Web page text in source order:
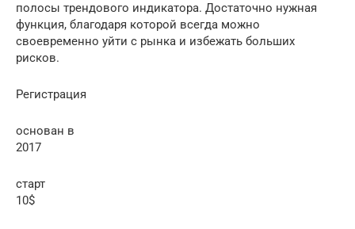
полосы трендового индикатора. Достаточно нужная
функция, благодаря которой всегда можно
своевременно уйти с рынка и избежать больших
рисков.
Регистрация
основан в
2017
старт
10$